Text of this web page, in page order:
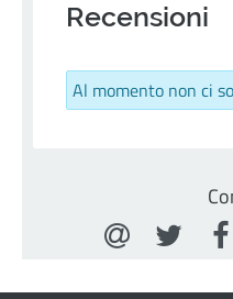
Recensioni
Al momento non ci